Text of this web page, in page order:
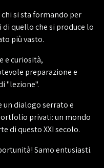
si sta formando per
di quello che si produce lo
più vasto.
e curiosità,
preparazione e
"lezione".
un dialogo serrato e
privati: un mondo
di questo XXI secolo.
Samo entusiasti.